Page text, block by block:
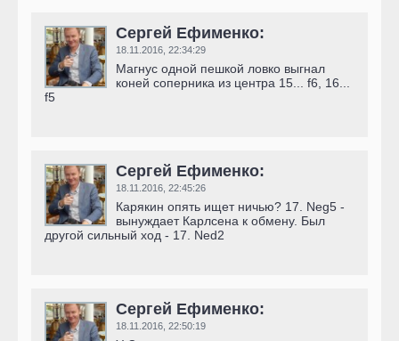
Сергей Ефименко:
18.11.2016, 22:34:29
Магнус одной пешкой ловко выгнал
коней соперника из центра 15... f6, 16...
f5
Сергей Ефименко:
18.11.2016, 22:45:26
Карякин опять ищет ничью? 17. Neg5 -
вынуждает Карлсена к обмену. Был
другой сильный ход - 17. Ned2
Сергей Ефименко:
18.11.2016, 22:50:19